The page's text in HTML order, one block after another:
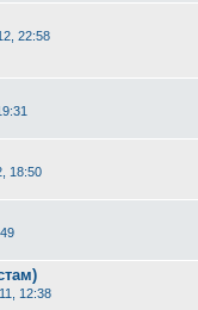
22:58
18:50
12:38